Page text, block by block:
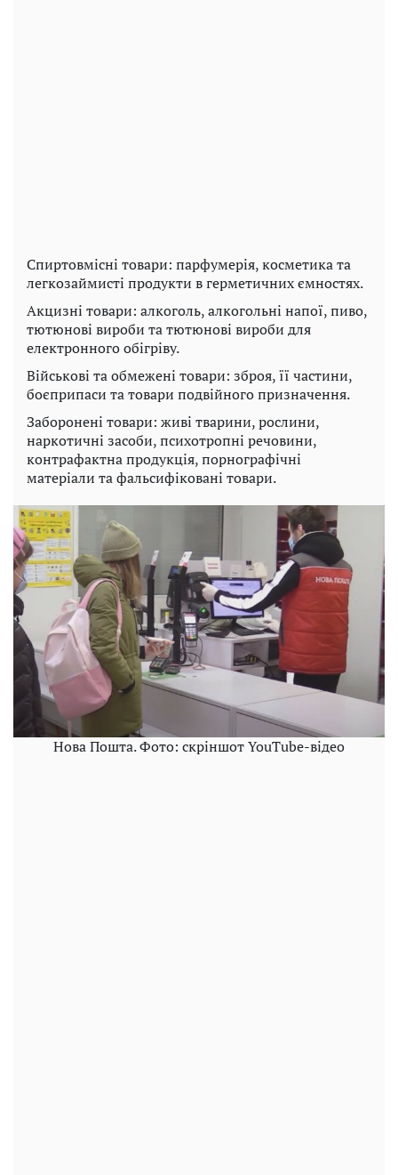
Спиртовмісні товари: парфумерія, косметика та
легкозаймисті продукти в герметичних ємностях.
Акцизні товари: алкоголь, алкогольні напої, пиво,
тютюнові вироби та тютюнові вироби для
електронного обігріву.
Військові та обмежені товари: зброя, її частини,
боєприпаси та товари подвійного призначення.
Заборонені товари: живі тварини, рослини,
наркотичні засоби, психотропні речовини,
контрафактна продукція, порнографічні
матеріали та фальсифіковані товари.
Нова Пошта. Фото: скріншот YouTube-відео